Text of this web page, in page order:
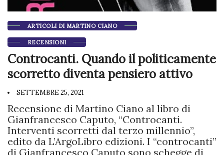
ARTICOLI DI MARTINO CIANO
RECENSIONI
Controcanti. Quando il politicamente
scorretto diventa pensiero attivo
SETTEMBRE 25, 2021
Recensione di Martino Ciano al libro di
Gianfrancesco Caputo, “Controcanti.
Interventi scorretti dal terzo millennio”,
edito da L’ArgoLibro edizioni. I “controcanti”
di Gianfrancesco Caputo sono schegge di